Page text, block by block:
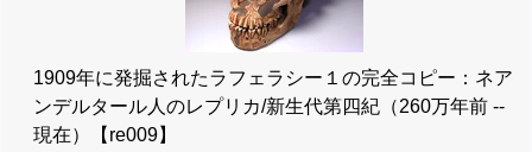
1909年に発掘されたラフェラシー１の完全コピー：ネア
ンデルタール人のレプリカ/新生代第四紀（260万年前 --
現在）【re009】